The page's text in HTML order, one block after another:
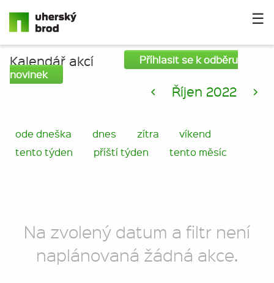
☰
Kalendář akcí
Příhlasit se k odběru
novinek
< Říjen 2022 >
ode dneška dnes zítra
víkend
tento týden
příští týden tento měsíc
Na zvolený datum a filtr není
naplánovaná žádná akce.